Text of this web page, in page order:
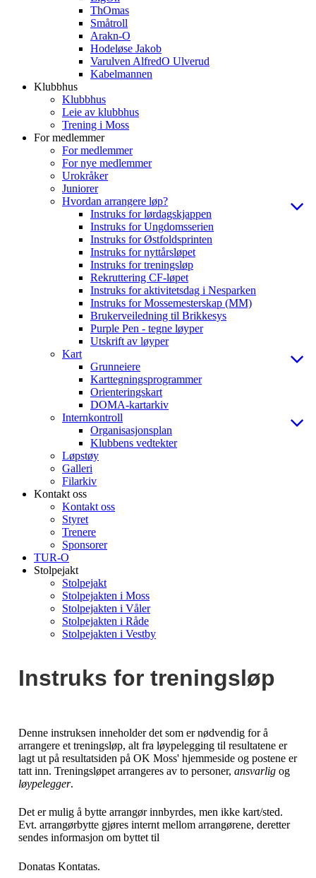
ThOmas
Småtroll
Arakn-O
Hodeløse Jakob
Varulven AlfredO Ulverud
Kabelmannen
Klubbhus
Klubbhus
Leie av klubbhus
Trening i Moss
For medlemmer
For medlemmer
For nye medlemmer
Urokråker
Juniorer
Hvordan arrangere løp?
Instruks for lørdagskjappen
Instruks for Ungdomsserien
Instruks for Østfoldsprinten
Instruks for nyttårsløpet
Instruks for treningsløp
Rekruttering CF-løpet
Instruks for aktivitetsdag i Nesparken
Instruks for Mossemesterskap (MM)
Brukerveiledning til Brikkesys
Purple Pen - tegne løyper
Utskrift av løyper
Kart
Grunneiere
Karttegningsprogrammer
Orienteringskart
DOMA-kartarkiv
Internkontroll
Organisasjonsplan
Klubbens vedtekter
Løpstøy
Galleri
Filarkiv
Kontakt oss
Kontakt oss
Styret
Trenere
Sponsorer
TUR-O
Stolpejakt
Stolpejakt
Stolpejakten i Moss
Stolpejakten i Våler
Stolpejakten i Råde
Stolpejakten i Vestby
Instruks for treningsløp
Denne instruksen inneholder det som er nødvendig for å
arrangere et treningsløp, alt fra løypelegging til resultatene er
lagt ut på resultatsiden på OK Moss' hjemmeside og postene er
tatt inn. Treningsløpet arrangeres av to personer, ansvarlig og
løypelegger.
Det er mulig å bytte arrangør innbyrdes, men ikke kart/sted.
Evt. arrangørbytte gjøres internt mellom arrangørene, deretter
sendes informasjon om byttet til
Donatas Kontatas.